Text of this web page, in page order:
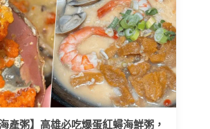
產粥】高雄必吃爆蛋紅蟳海鮮粥，